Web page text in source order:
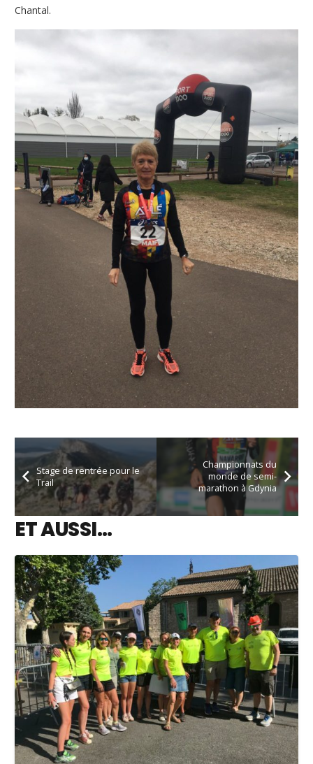
Chantal.
Stage de rentrée pour le
Trail
Championnats du
monde de semi-
marathon à Gdynia
ET AUSSI…